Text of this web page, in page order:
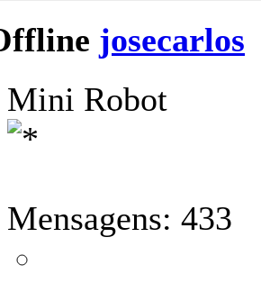
josecarlos
Mini Robot
Mensagens: 433